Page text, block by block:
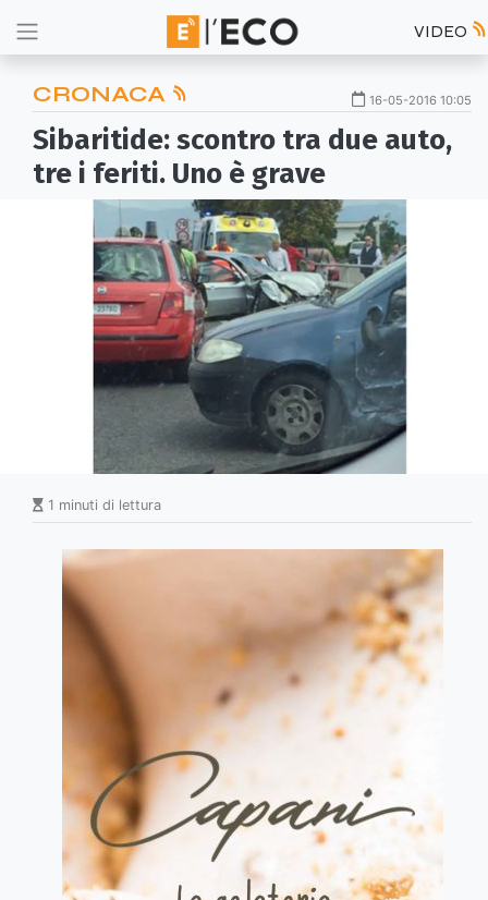
VIDEO
CRONACA 16-05-2016 10:05
Sibaritide: scontro tra due auto,
tre i feriti. Uno è grave
1 minuti di lettura